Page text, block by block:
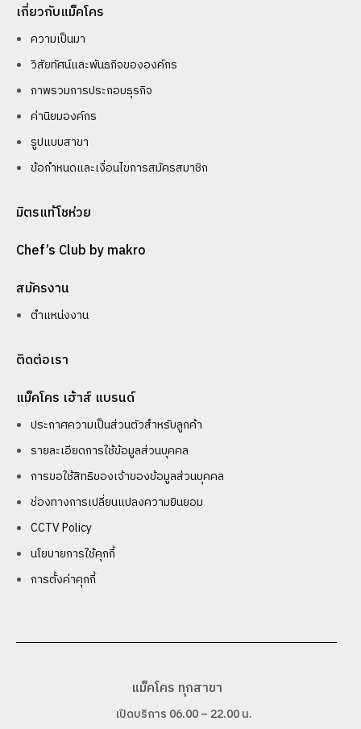
เกี่ยวกับแม็คโคร
ความเป็นมา
วิสัยทัศน์และพันธกิจขององค์กร
ภาพรวมการประกอบธุรกิจ
ค่านิยมองค์กร
รูปแบบสาขา
ข้อกำหนดและเงื่อนไขการสมัครสมาชิก
มิตรแท้โชห่วย
Chef’s Club by makro
สมัครงาน
ตำแหน่งงาน
ติดต่อเรา
แม็คโคร เฮ้าส์ แบรนด์
ประกาศความเป็นส่วนตัวสำหรับลูกค้า
รายละเอียดการใช้ข้อมูลส่วนบุคคล
การขอใช้สิทธิของเจ้าของข้อมูลส่วนบุคคล
ช่องทางการเปลี่ยนแปลงความยินยอม
CCTV Policy
นโยบายการใช้คุกกี้
การตั้งค่าคุกกี้
แม็คโคร ทุกสาขา
เปิดบริการ 06.00 – 22.00 น.